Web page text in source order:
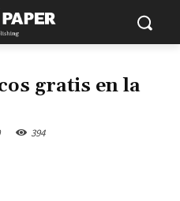
gratis en la
394